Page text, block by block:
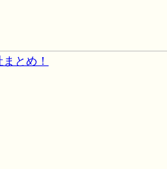
とめ！